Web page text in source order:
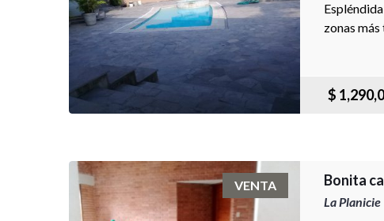
zonas
$
VENTA Bonita
La Planicie